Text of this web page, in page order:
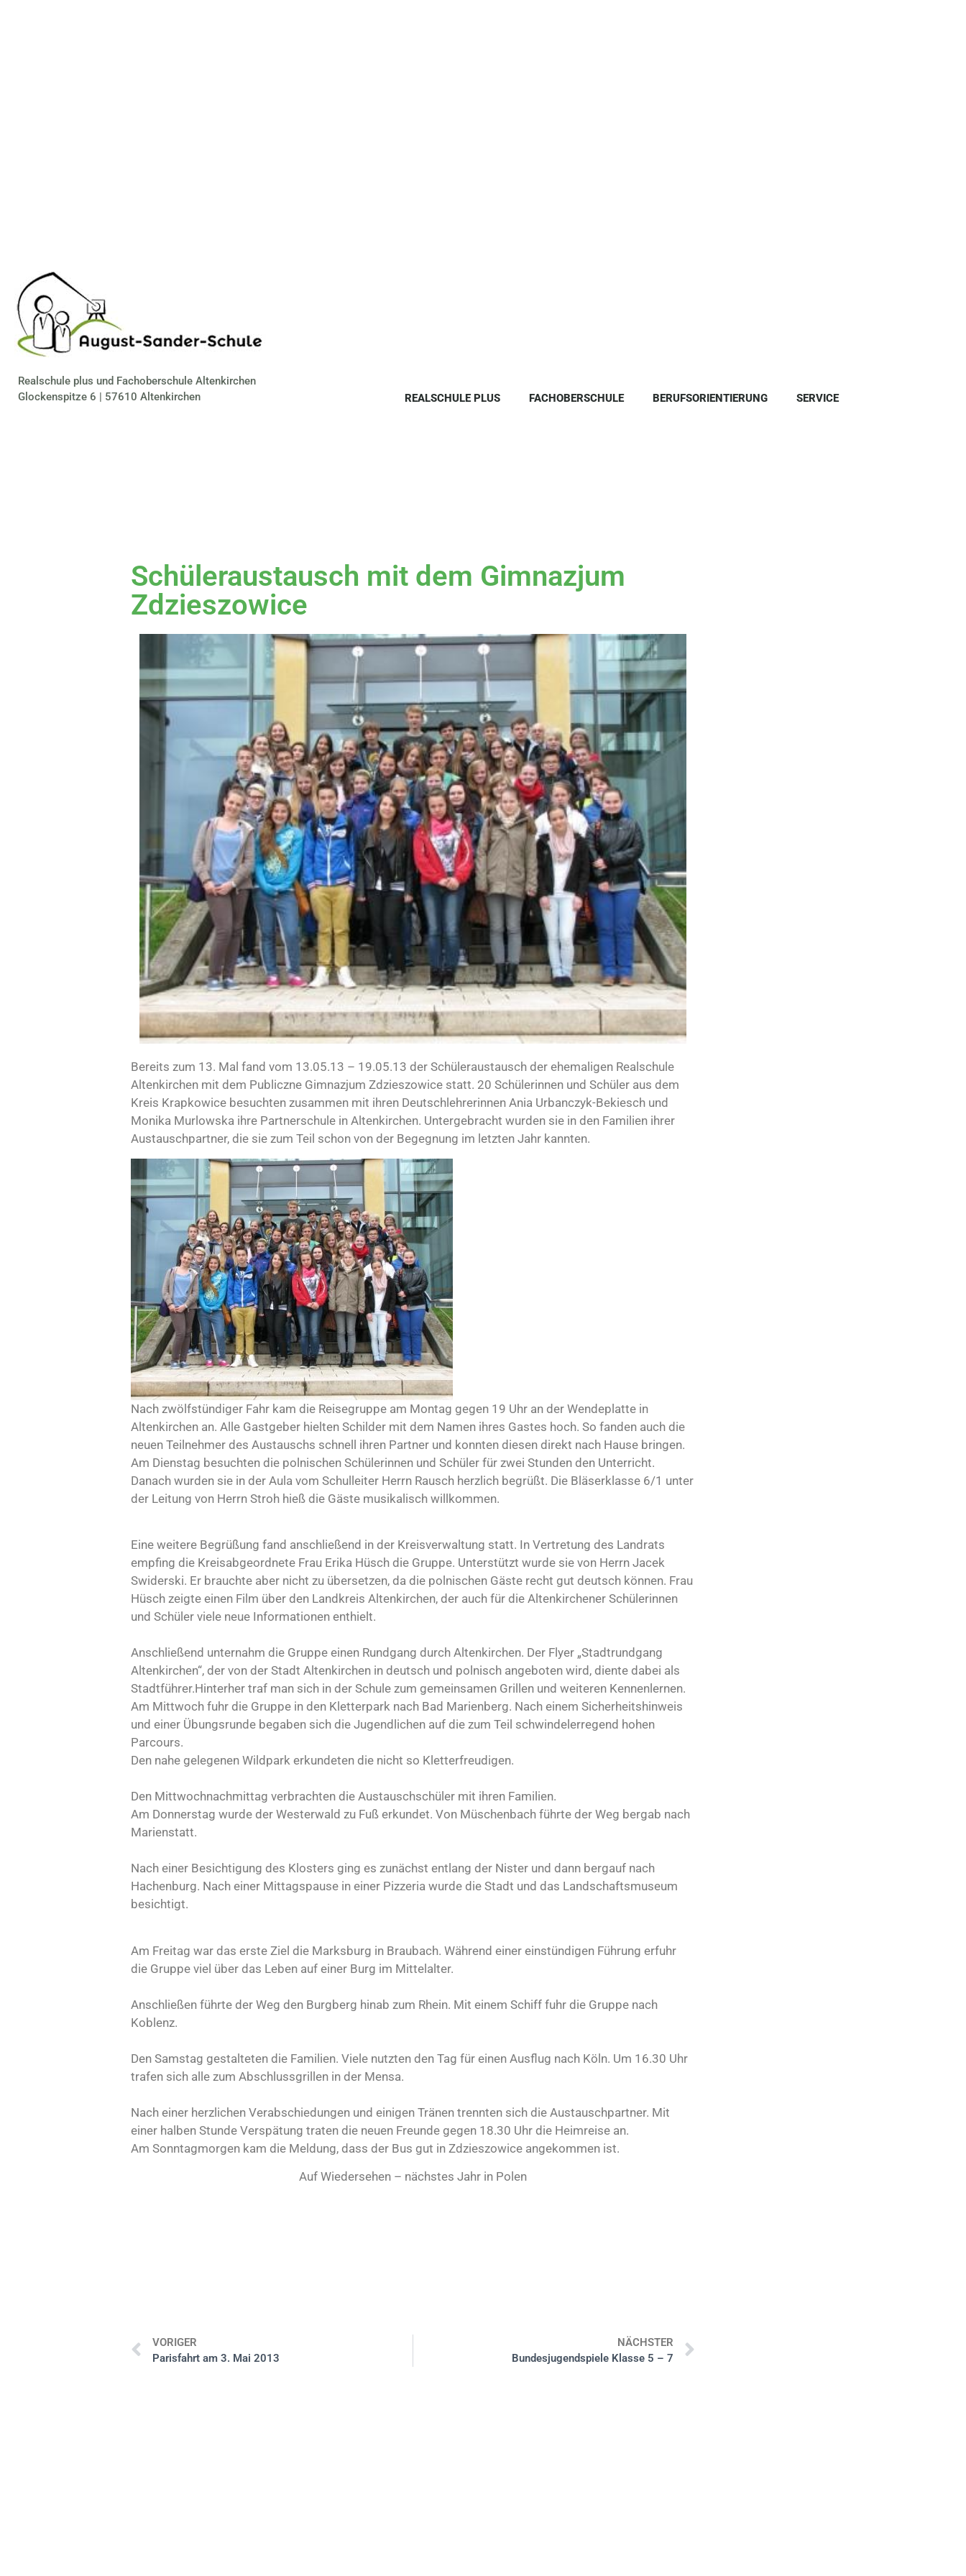
Realschule plus und Fachoberschule Altenkirchen
Glockenspitze 6 | 57610 Altenkirchen
REALSCHULE PLUS FACHOBERSCHULE BERUFSORIENTIERUNG SERVICE
Schüleraustausch mit dem Gimnazjum
Zdzieszowice
Bereits zum 13. Mal fand vom 13.05.13 – 19.05.13 der Schüleraustausch der ehemaligen Realschule
Altenkirchen mit dem Publiczne Gimnazjum Zdzieszowice statt. 20 Schülerinnen und Schüler aus dem
Kreis Krapkowice besuchten zusammen mit ihren Deutschlehrerinnen Ania Urbanczyk-Bekiesch und
Monika Murlowska ihre Partnerschule in Altenkirchen. Untergebracht wurden sie in den Familien ihrer
Austauschpartner, die sie zum Teil schon von der Begegnung im letzten Jahr kannten.
Nach zwölfstündiger Fahr kam die Reisegruppe am Montag gegen 19 Uhr an der Wendeplatte in
Altenkirchen an. Alle Gastgeber hielten Schilder mit dem Namen ihres Gastes hoch. So fanden auch die
neuen Teilnehmer des Austauschs schnell ihren Partner und konnten diesen direkt nach Hause bringen.
Am Dienstag besuchten die polnischen Schülerinnen und Schüler für zwei Stunden den Unterricht.
Danach wurden sie in der Aula vom Schulleiter Herrn Rausch herzlich begrüßt. Die Bläserklasse 6/1 unter
der Leitung von Herrn Stroh hieß die Gäste musikalisch willkommen.
Eine weitere Begrüßung fand anschließend in der Kreisverwaltung statt. In Vertretung des Landrats
empfing die Kreisabgeordnete Frau Erika Hüsch die Gruppe. Unterstützt wurde sie von Herrn Jacek
Swiderski. Er brauchte aber nicht zu übersetzen, da die polnischen Gäste recht gut deutsch können. Frau
Hüsch zeigte einen Film über den Landkreis Altenkirchen, der auch für die Altenkirchener Schülerinnen
und Schüler viele neue Informationen enthielt.
Anschließend unternahm die Gruppe einen Rundgang durch Altenkirchen. Der Flyer „Stadtrundgang
Altenkirchen“, der von der Stadt Altenkirchen in deutsch und polnisch angeboten wird, diente dabei als
Stadtführer.Hinterher traf man sich in der Schule zum gemeinsamen Grillen und weiteren Kennenlernen.
Am Mittwoch fuhr die Gruppe in den Kletterpark nach Bad Marienberg. Nach einem Sicherheitshinweis
und einer Übungsrunde begaben sich die Jugendlichen auf die zum Teil schwindelerregend hohen
Parcours.
Den nahe gelegenen Wildpark erkundeten die nicht so Kletterfreudigen.
Den Mittwochnachmittag verbrachten die Austauschschüler mit ihren Familien.
Am Donnerstag wurde der Westerwald zu Fuß erkundet. Von Müschenbach führte der Weg bergab nach
Marienstatt.
Nach einer Besichtigung des Klosters ging es zunächst entlang der Nister und dann bergauf nach
Hachenburg. Nach einer Mittagspause in einer Pizzeria wurde die Stadt und das Landschaftsmuseum
besichtigt.
Am Freitag war das erste Ziel die Marksburg in Braubach. Während einer einstündigen Führung erfuhr
die Gruppe viel über das Leben auf einer Burg im Mittelalter.
Anschließen führte der Weg den Burgberg hinab zum Rhein. Mit einem Schiff fuhr die Gruppe nach
Koblenz.
Den Samstag gestalteten die Familien. Viele nutzten den Tag für einen Ausflug nach Köln. Um 16.30 Uhr
trafen sich alle zum Abschlussgrillen in der Mensa.
Nach einer herzlichen Verabschiedungen und einigen Tränen trennten sich die Austauschpartner. Mit
einer halben Stunde Verspätung traten die neuen Freunde gegen 18.30 Uhr die Heimreise an.
Am Sonntagmorgen kam die Meldung, dass der Bus gut in Zdzieszowice angekommen ist.
Auf Wiedersehen – nächstes Jahr in Polen
VORIGER
Parisfahrt am 3. Mai 2013
NÄCHSTER
Bundesjugendspiele Klasse 5 – 7